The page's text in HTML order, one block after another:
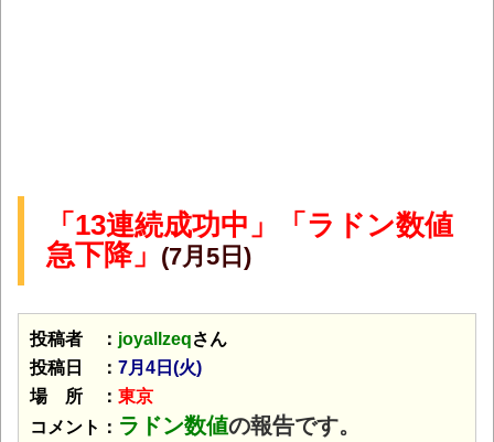
「13連続成功中」「ラドン数値
急下降」 (7月5日)
投稿者 ： joyallzeqさん
投稿日 ： 7月4日(火)
場 所 ： 東京
コメント： ラドン数値の報告です。